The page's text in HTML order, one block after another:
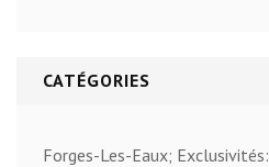
CATÉGORIES
Forges-Les-Eaux; Exclusivités: